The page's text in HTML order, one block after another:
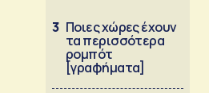
3 Ποιες χώρες έχουν
τα περισσότερα
ρομπότ
[γραφήματα]